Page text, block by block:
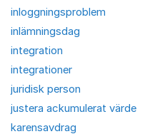
inloggningsproblem
inlämningsdag
integration
integrationer
juridisk person
justera ackumulerat värde
karensavdrag